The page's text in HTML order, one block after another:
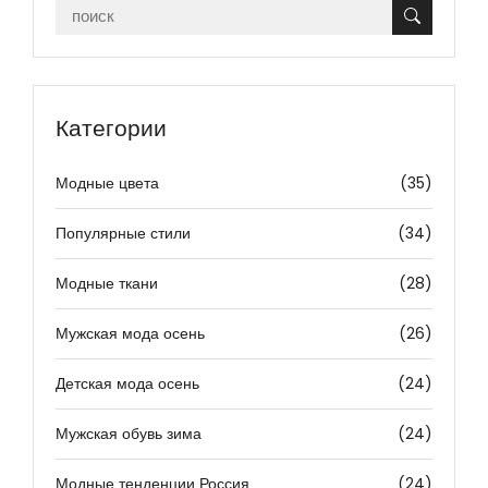
Категории
Модные цвета (35)
Популярные стили (34)
Модные ткани (28)
Мужская мода осень (26)
Детская мода осень (24)
Мужская обувь зима (24)
Модные тенденции Россия (24)